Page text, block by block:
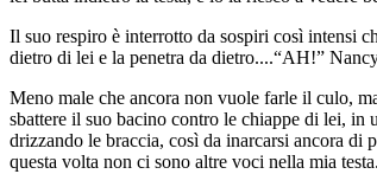
Il suo respiro è interrotto da sospiri così intensi
dietro di lei e la penetra da dietro....“AH!”
Meno male che ancora non vuole farle il culo,
sbattere il suo bacino contro le chiappe di lei, in
drizzando le braccia, così da inarcarsi ancora di
questa volta non ci sono altre voci nella mia